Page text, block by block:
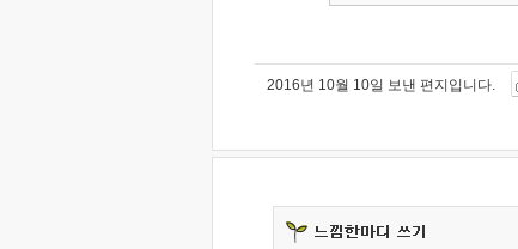
2016년 10월 10일 보낸 편지입니다.